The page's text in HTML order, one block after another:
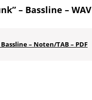
– Bassline – WAV
Bassline – Noten/TAB – PDF